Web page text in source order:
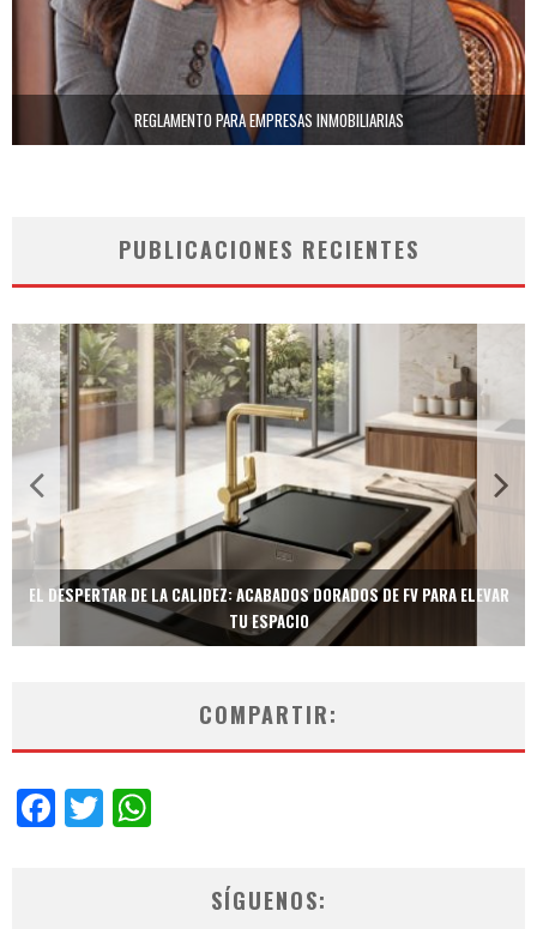
REGLAMENTO PARA EMPRESAS INMOBILIARIAS
PUBLICACIONES RECIENTES
TECNOLOGÍA Y BIENESTAR DE VANGUARDIA: EL INODORO INTELIGENTE
NEOTECH DE FV.
COMPARTIR:
Facebook
Twitter
SÍGUENOS: